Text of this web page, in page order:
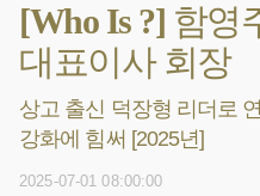
[Who Is ?] 함영
대표이사 회장
상고 출신 덕장형 리더로
강화에 힘써 [2025년]
2025-07-01 08:00:00